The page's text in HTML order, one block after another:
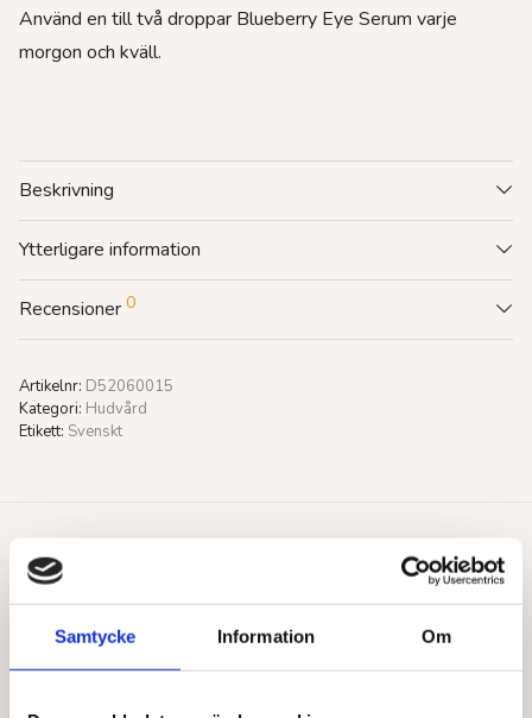
Samtycke Information Om
Använd en till två droppar Blueberry Eye Serum varje
morgon och kväll.
Beskrivning
Ytterligare information
Recensioner 0
Artikelnr: D52060015
Kategori: Hudvård
Etikett: Svenskt
Du gillar kanske också…